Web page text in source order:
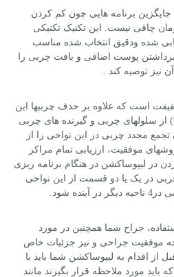
برنامه هایی چون کم کردن
چاقی نیست. این تکنیک تکنیکی
شده ودقیق انتخاب شده مناسب
پوست اضافی و بافت چربی را
نیز توصیه کند .
است که علاوه بر حذف چربیها این
مقدار معین ( حدود 50%) از سلولهای چربی و گیرنده های چربی
تجمع مجدد چربی در این نواحی را از
موفقیت، ارزیابی تمام مراکز
در لیپوساکشن در هنگام برنامه ریزی
در یک یا دو قسمت از این نواحی
شود.
جراح شما همچنین در مورد
موفقیت جراحی و نیز جزئیات خاص
اقدام به لیپوساکشن شما باید با
باید مورد ملاحظه قرار بگیرند مانند